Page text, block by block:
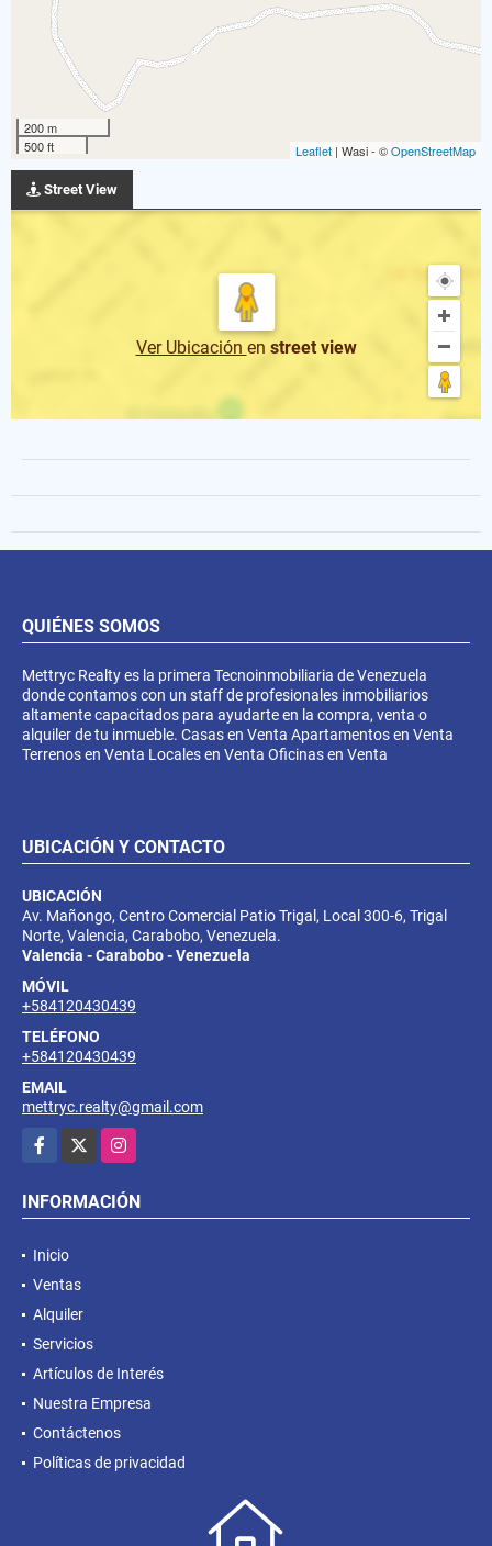
200 m
500 ft
Leaflet | Wasi - ©OpenStreetMap
Street View
Ver Ubicación en street view
QUIÉNES SOMOS
Mettryc Realty es la primera Tecnoinmobiliaria de Venezuela
donde contamos con un staff de profesionales inmobiliarios
altamente capacitados para ayudarte en la compra, venta o
alquiler de tu inmueble. Casas en Venta Apartamentos en Venta
Terrenos en Venta Locales en Venta Oficinas en Venta
UBICACIÓN Y CONTACTO
UBICACIÓN
Av. Mañongo, Centro Comercial Patio Trigal, Local 300-6, Trigal
Norte, Valencia, Carabobo, Venezuela.
Valencia - Carabobo - Venezuela
MÓVIL
+584120430439
TELÉFONO
+584120430439
EMAIL
mettryc.realty@gmail.com
Facebook
Instagram
INFORMACIÓN
Inicio
Ventas
Alquiler
Servicios
Artículos de Interés
Nuestra Empresa
Contáctenos
Políticas de privacidad